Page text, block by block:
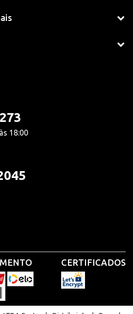
18:00
CERTIFICADOS